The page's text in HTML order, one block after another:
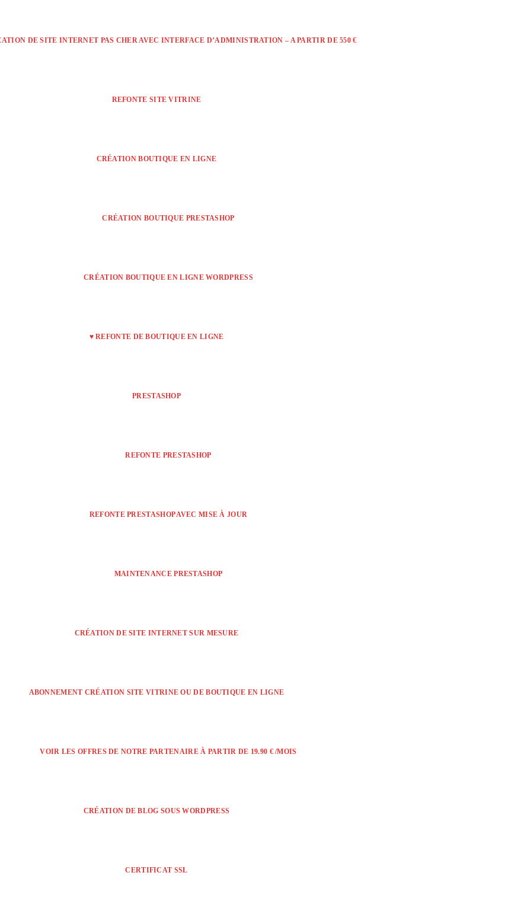
DE SITE INTERNET PAS CHER AVEC INTERFACE D’ADMINISTRATION – A PARTIR DE 550 €
REFONTE SITE VITRINE
CRÉATION BOUTIQUE EN LIGNE
CRÉATION BOUTIQUE PRESTASHOP
CRÉATION BOUTIQUE EN LIGNE WORDPRESS
♥ REFONTE DE BOUTIQUE EN LIGNE
PRESTASHOP
REFONTE PRESTASHOP
REFONTE PRESTASHOP AVEC MISE À JOUR
MAINTENANCE PRESTASHOP
CRÉATION DE SITE INTERNET SUR MESURE
ABONNEMENT CRÉATION SITE VITRINE OU DE BOUTIQUE EN LIGNE
VOIR LES OFFRES DE NOTRE PARTENAIRE À PARTIR DE 19.90 € /MOIS
CRÉATION DE BLOG SOUS WORDPRESS
CERTIFICAT SSL